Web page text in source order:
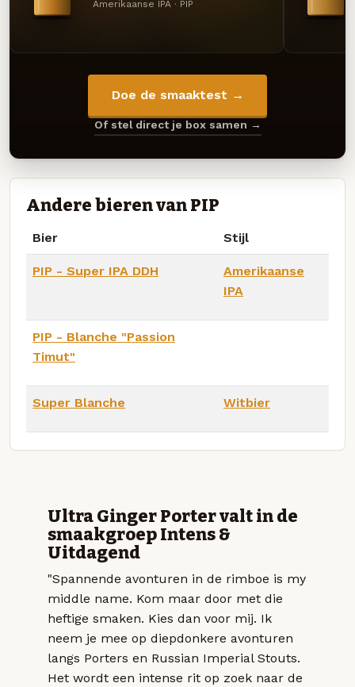
Amerikaanse IPA · PIP
Doe de smaaktest →
Of stel direct je box samen →
Andere bieren van PIP
Bier Stijl
PIP - Super IPA DDH
Amerikaanse
IPA
PIP - Blanche "Passion
Timut"
Super Blanche Witbier
Ultra Ginger Porter valt in de
smaakgroep Intens &
Uitdagend
"Spannende avonturen in de rimboe is my
middle name. Kom maar door met die
heftige smaken. Kies dan voor mij. Ik
neem je mee op diepdonkere avonturen
langs Porters en Russian Imperial Stouts.
Het wordt een intense rit op zoek naar de